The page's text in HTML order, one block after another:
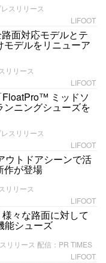
スリリース
LIFOOT
面対応モデルとテ
モデルをリニューア
リリース
LIFOOT
FloatPro™ ミッドソ
ニングシューズを
スリリース
LIFOOT
ウトドアシーンで活
作が登場
リリース
LIFOOT
様々な路面に対して
能シューズ
リリース 配信：PR TIMES
LIFOOT